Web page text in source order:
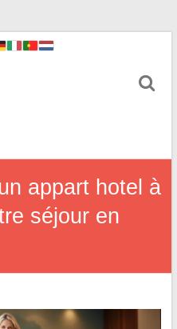
appart hotel à
séjour en